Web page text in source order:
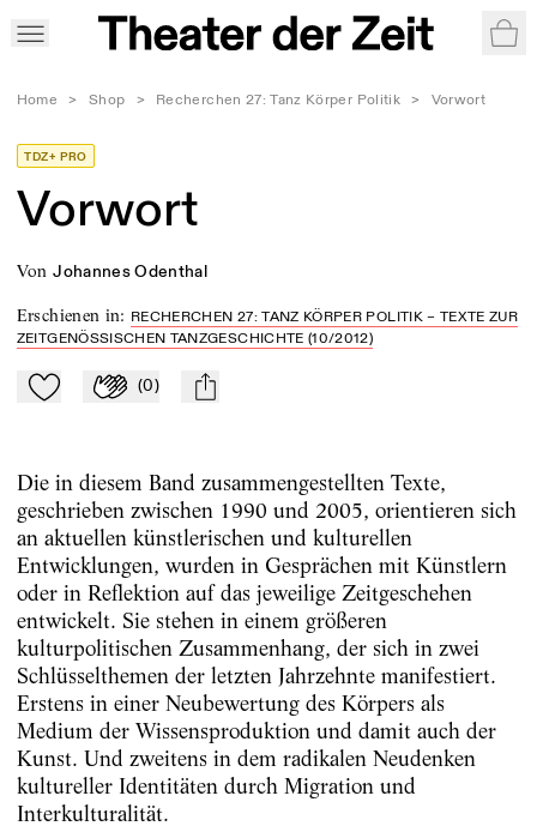
Home > Shop > Recherchen 27: Tanz Körper Politik > Vorwort
TDZ+ PRO
Vorwort
von Johannes Odenthal
Erschienen in: RECHERCHEN 27: TANZ KÖRPER POLITIK – TEXTE ZUR
ZEITGENÖSSISCHEN TANZGESCHICHTE (10/2012)
Zu Mein-TdZ hinzufügen
Applaudieren
(0) mail
Die in diesem Band zusammengestellten Texte,
geschrieben zwischen 1990 und 2005, orientieren sich
an aktuellen künstlerischen und kulturellen
Entwicklungen, wurden in Gesprächen mit Künstlern
oder in Reflektion auf das jeweilige Zeitgeschehen
entwickelt. Sie stehen in einem größeren
kulturpolitischen Zusammenhang, der sich in zwei
Schlüsselthemen der letzten Jahrzehnte manifestiert.
Erstens in einer Neubewertung des Körpers als
Medium der Wissensproduktion und damit auch der
Kunst. Und zweitens in dem radikalen Neudenken
kultureller Identitäten durch Migration und
Interkulturalität.